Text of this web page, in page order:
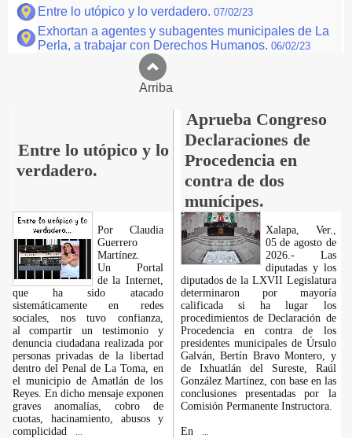
Entre lo utópico y lo verdadero. 07/02/23
Exhortan a agentes y subagentes municipales de La
Perla, a trabajar con Derechos Humanos. 06/02/23
Arriba
Entre lo utópico y lo
verdadero.
Aprueba Congreso
Declaraciones de
Procedencia en
contra de dos
munícipes.
Por Claudia
Guerrero
Martínez.
​Un Portal
de la Internet,
que ha sido atacado
sistemáticamente en redes
sociales, nos tuvo confianza,
al compartir un testimonio y
denuncia ciudadana realizada por
personas privadas de la libertad
dentro del Penal de La Toma, en
el municipio de Amatlán de los
Reyes. En dicho mensaje exponen
graves anomalías, cobro de
cuotas, hacinamiento, abusos y
complicidad
Xalapa, Ver.,
05 de agosto de
2026.- Las
diputadas y los
diputados de la LXVII Legislatura
determinaron por mayoría
calificada si ha lugar los
procedimientos de Declaración de
Procedencia en contra de los
presidentes municipales de Úrsulo
Galván, Bertín Bravo Montero, y
de Ixhuatlán del Sureste, Raúl
González Martínez, con base en las
conclusiones presentadas por la
Comisión Permanente Instructora.
En